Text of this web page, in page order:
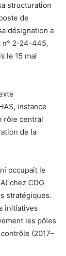
structuration
de
désignation a
n° 2-24-445,
le 15 mai
instance
rôle central
de la
occupait le
chez CDG
stratégiques.
initiatives
les pôles
(2017–